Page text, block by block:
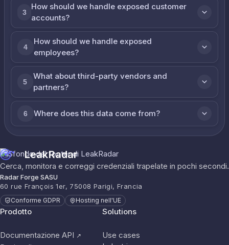
3
How should we handle exposed customer
accounts?
4
How should we handle exposed
employees?
5
What about third-party vendors and
partners?
6 Where does this data come from?
LeakRadar
Cerca, monitora e correggi credenziali trapelate in pochi secondi.
Radar Forge SASU
60 rue François 1er, 75008 Parigi, Francia
Conforme GDPR Hosting nell'UE
Prodotto
Documentazione API ↗
Solutions
Use cases